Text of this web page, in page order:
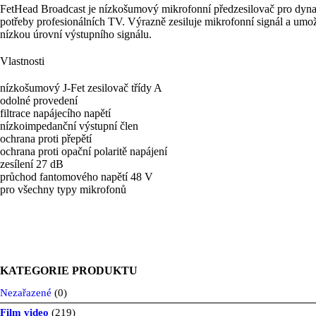
FetHead Broadcast je nízkošumový mikrofonní předzesilovač pro
potřeby profesionálních TV. Výrazně zesiluje mikrofonní signál a
nízkou úrovní výstupního signálu.
Vlastnosti
nízkošumový J-Fet zesilovač třídy A
odolné provedení
filtrace napájecího napětí
nízkoimpedanční výstupní člen
ochrana proti přepětí
ochrana proti opační polaritě napájení
zesílení 27 dB
průchod fantomového napětí 48 V
pro všechny typy mikrofonů
KATEGORIE PRODUKTU
Nezařazené (0)
Film video (219)